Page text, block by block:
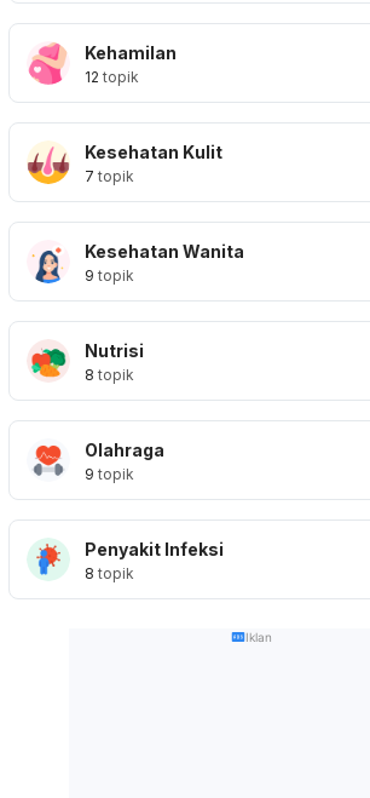
Kehamilan
12 topik
Kesehatan Kulit
7 topik
Kesehatan Wanita
9 topik
Nutrisi
8 topik
Olahraga
9 topik
Penyakit Infeksi
8 topik
Iklan